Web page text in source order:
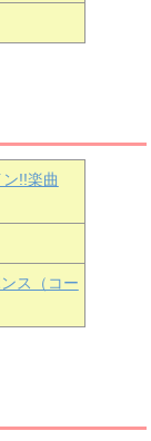
!!楽曲
ス（コー